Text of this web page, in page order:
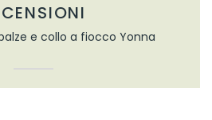
e collo a fiocco Yonna